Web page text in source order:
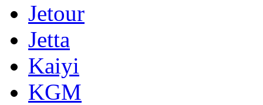
Jetour
Jetta
Kaiyi
KGM